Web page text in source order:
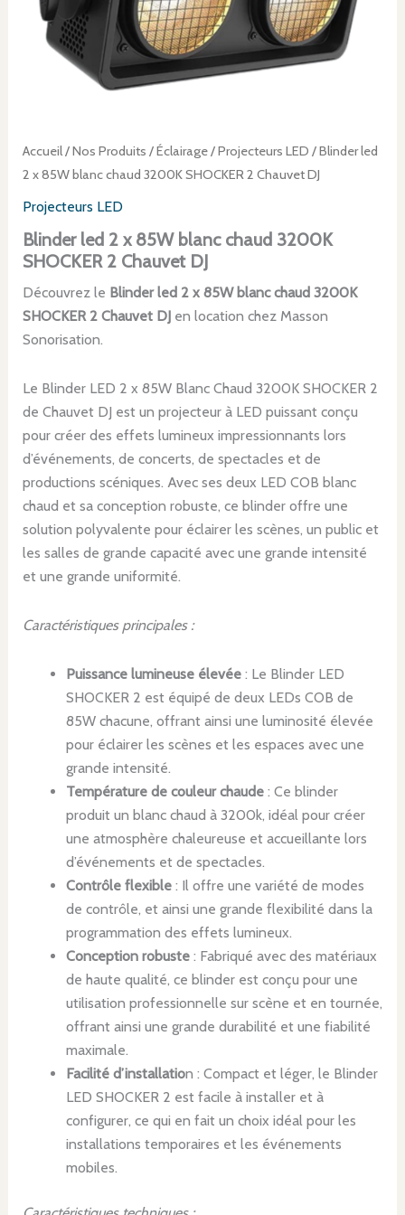
Accueil/Nos Produits /Éclairage/Projecteurs LED / Blinder led
2 x 85W blanc chaud 3200K SHOCKER 2 Chauvet DJ
Projecteurs LED
Blinder led 2 x 85W blanc chaud 3200K
SHOCKER 2 Chauvet DJ
Découvrez le Blinder led 2 x 85W blanc chaud 3200K
SHOCKER 2 Chauvet DJ en location chez Masson
Sonorisation.
Le Blinder LED 2 x 85W Blanc Chaud 3200K SHOCKER 2
de Chauvet DJ est un projecteur à LED puissant conçu
pour créer des effets lumineux impressionnants lors
d’événements, de concerts, de spectacles et de
productions scéniques. Avec ses deux LED COB blanc
chaud et sa conception robuste, ce blinder offre une
solution polyvalente pour éclairer les scènes, un public et
les salles de grande capacité avec une grande intensité
et une grande uniformité.
Caractéristiques principales :
Puissance lumineuse élevée: Le Blinder LED
SHOCKER 2 est équipé de deux LEDs COB de
85W chacune, offrant ainsi une luminosité élevée
pour éclairer les scènes et les espaces avec une
grande intensité.
Température de couleur chaude: Ce blinder
produit un blanc chaud à 3200k, idéal pour créer
une atmosphère chaleureuse et accueillante lors
d’événements et de spectacles.
Contrôle flexible: Il offre une variété de modes
de contrôle, et ainsi une grande flexibilité dans la
programmation des effets lumineux.
Conception robuste: Fabriqué avec des matériaux
de haute qualité, ce blinder est conçu pour une
utilisation professionnelle sur scène et en tournée,
offrant ainsi une grande durabilité et une fiabilité
maximale.
Facilité d’installation : Compact et léger, le Blinder
LED SHOCKER 2 est facile à installer et à
configurer, ce qui en fait un choix idéal pour les
installations temporaires et les événements
mobiles.